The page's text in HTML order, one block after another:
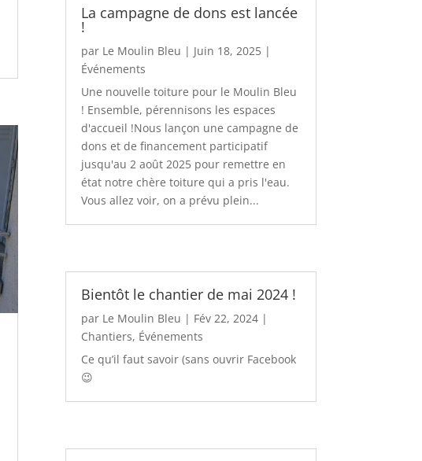
La campagne de dons est lancée
!
par Le Moulin Bleu | Juin 18, 2025|
Événements
Une nouvelle toiture pour le Moulin Bleu
! Ensemble, pérennisons les espaces
d'accueil !Nous lançon une campagne de
dons et de financement participatif
jusqu'au 2 août 2025 pour remettre en
état notre chère toiture qui a pris l'eau.
Vous allez voir, on a prévu plein...
Bientôt le chantier de mai 2024 !
par Le Moulin Bleu | Fév 22, 2024|
Chantiers, Événements
Ce qu’il faut savoir (sans ouvrir Facebook
😉